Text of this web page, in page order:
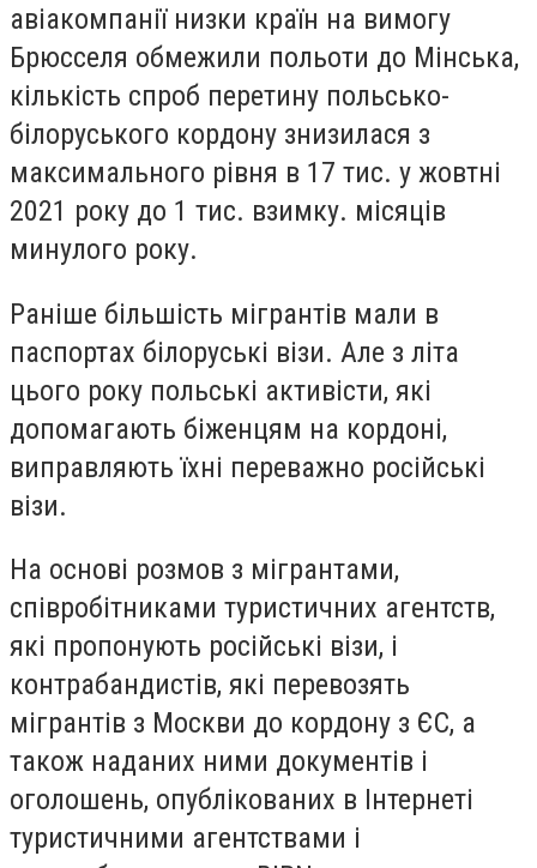
авіакомпанії низки країн на вимогу
Брюсселя обмежили польоти до Мінська,
кількість спроб перетину польсько-
білоруського кордону знизилася з
максимального рівня в 17 тис. у жовтні
2021 року до 1 тис. взимку. місяців
минулого року.
Раніше більшість мігрантів мали в
паспортах білоруські візи. Але з літа
цього року польські активісти, які
допомагають біженцям на кордоні,
виправляють їхні переважно російські
візи.
На основі розмов з мігрантами,
співробітниками туристичних агентств,
які пропонують російські візи, і
контрабандистів, які перевозять
мігрантів з Москви до кордону з ЄС, а
також наданих ними документів і
оголошень, опублікованих в Інтернеті
туристичними агентствами і